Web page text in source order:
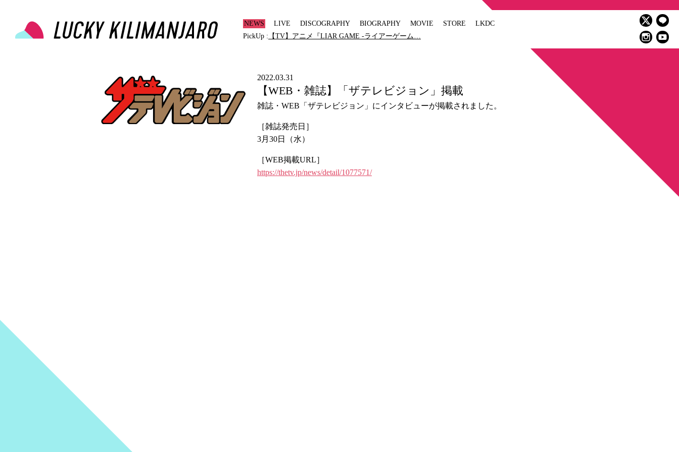
NEWS LIVE DISCOGRAPHY BIOGRAPHY MOVIE STORE
LKDC
PickUp : 【TV】アニメ『LIAR GAME -ライアーゲーム…
2022.03.31
【WEB・雑誌】「ザテレビジョン」掲載
雑誌・WEB「ザテレビジョン」にインタビューが掲載されました。
［雑誌発売日］
3月30日（水）
［WEB掲載URL］
https://thetv.jp/news/detail/1077571/